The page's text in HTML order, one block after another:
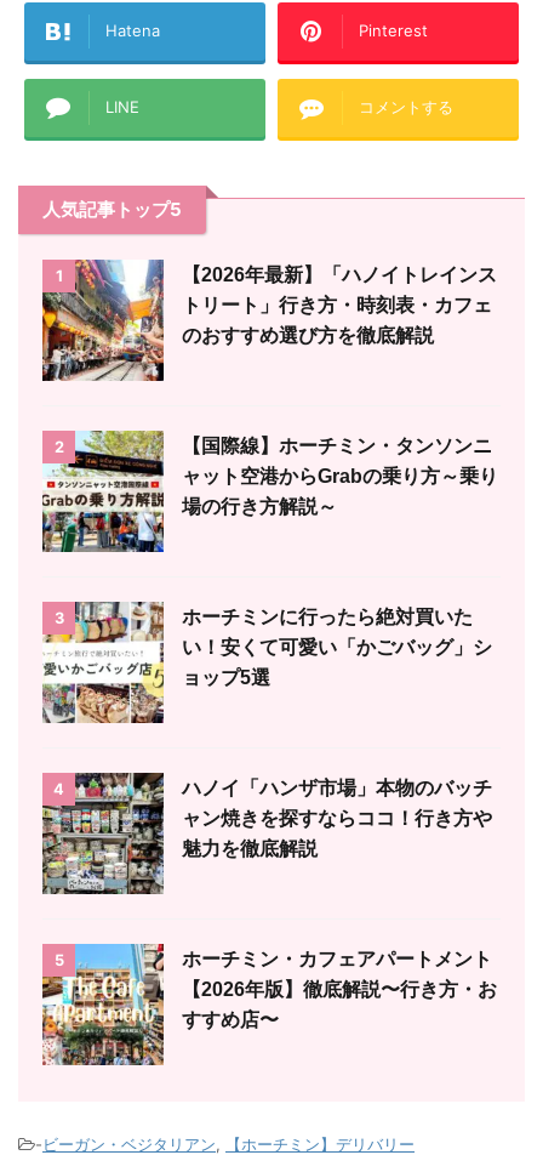
Hatena Pinterest
LINE コメントする
人気記事トップ5
1
【2026年最新】「ハノイトレインス
トリート」行き方・時刻表・カフェ
のおすすめ選び方を徹底解説
2
【国際線】ホーチミン・タンソンニ
ャット空港からGrabの乗り方～乗り
場の行き方解説～
3
ホーチミンに行ったら絶対買いた
い！安くて可愛い「かごバッグ」シ
ョップ5選
4
ハノイ「ハンザ市場」本物のバッチ
ャン焼きを探すならココ！行き方や
魅力を徹底解説
5
ホーチミン・カフェアパートメント
【2026年版】徹底解説〜行き方・お
すすめ店〜
-ビーガン・ベジタリアン,
【ホーチミン】デリバリー